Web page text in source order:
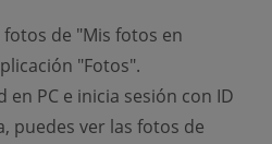
fotos de "Mis fotos en
"Fotos".
en PC e inicia sesión con ID
puedes ver las fotos de